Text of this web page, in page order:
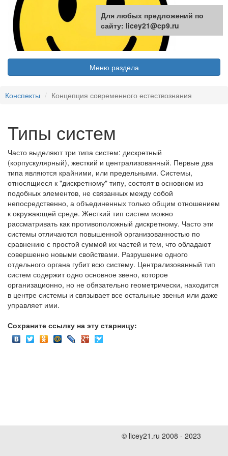
Меню раздела
Конспекты Концепция современного естествознания
Типы систем
Часто выделяют три типа систем: дискретный
(корпускулярный), жесткий и централизованный. Первые два
типа являются крайними, или предельными. Системы,
относящиеся к "дискретному" типу, состоят в основном из
подобных элементов, не связанных между собой
непосредственно, а объединенных только общим отношением
к окружающей среде. Жесткий тип систем можно
рассматривать как противоположный дискретному. Часто эти
системы отличаются повышенной организованностью по
сравнению с простой суммой их частей и тем, что обладают
совершенно новыми свойствами. Разрушение одного
отдельного органа губит всю систему. Централизованный тип
систем содержит одно основное звено, которое
организационно, но не обязательно геометрически, находится
в центре системы и связывает все остальные звенья или даже
управляет ими.
Сохраните ссылку на эту старницу:
© licey21.ru 2008 - 2023
Для любых предложений по
сайту: licey21@cp9.ru